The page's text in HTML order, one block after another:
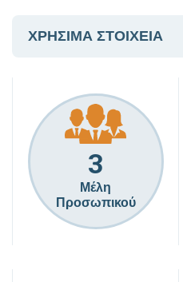
ΧΡΗΣΙΜΑ ΣΤΟΙΧΕΙΑ
3
Μέλη
Προσωπικού